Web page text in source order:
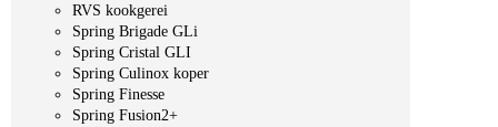
RVS kookgerei
Spring Brigade GLi
Spring Cristal GLI
Spring Culinox koper
Spring Finesse
Spring Fusion2+